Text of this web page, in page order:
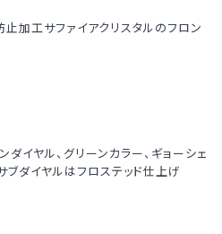
加工サファイアクリスタルのフロン
イヤル、グリーンカラー、ギョーシェ
ブダイヤルはフロステッド仕上げ